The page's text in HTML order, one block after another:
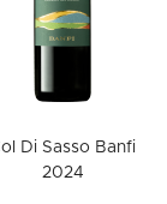
Di Sasso Banfi
2024